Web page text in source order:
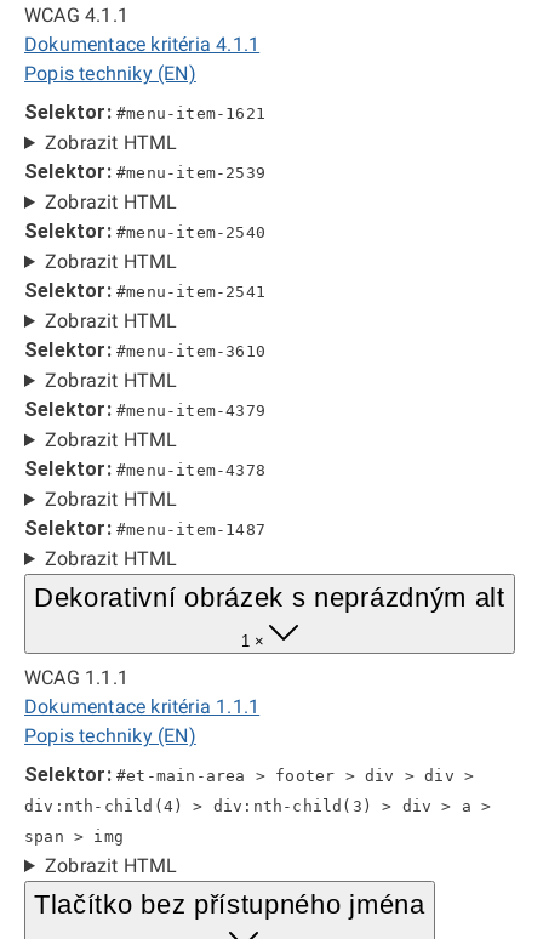
WCAG 4.1.1
Dokumentace kritéria 4.1.1
Popis techniky (EN)
Selektor: #menu-item-1621
Zobrazit HTML
Selektor: #menu-item-2539
Zobrazit HTML
Selektor: #menu-item-2540
Zobrazit HTML
Selektor: #menu-item-2541
Zobrazit HTML
Selektor: #menu-item-3610
Zobrazit HTML
Selektor: #menu-item-4379
Zobrazit HTML
Selektor: #menu-item-4378
Zobrazit HTML
Selektor: #menu-item-1487
Zobrazit HTML
Dekorativní obrázek s neprázdným alt
1 ×
WCAG 1.1.1
Dokumentace kritéria 1.1.1
Popis techniky (EN)
Selektor: #et-main-area > footer > div > div >
div:nth-child(4) > div:nth-child(3) > div > a >
span > img
Zobrazit HTML
Tlačítko bez přístupného jména